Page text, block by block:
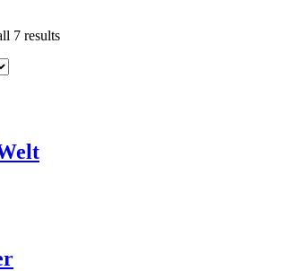
7 results